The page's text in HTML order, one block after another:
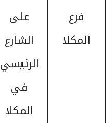
فرع
المكلا
على
الشارع
الرئيسي
في
المكلا